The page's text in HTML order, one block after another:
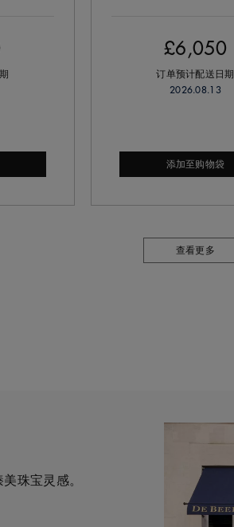
£6,050
订单预计配送日期
2026.08.13
添加至购物袋
查看更多
珠宝灵感。
直接联系的
物体验。您
的创意和工